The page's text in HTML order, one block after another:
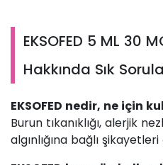
EKSOFED 5 ML 30
Hakkında Sık
EKSOFED nedir, ne için
Burun tıkanıklığı, alerjik
algınlığına bağlı